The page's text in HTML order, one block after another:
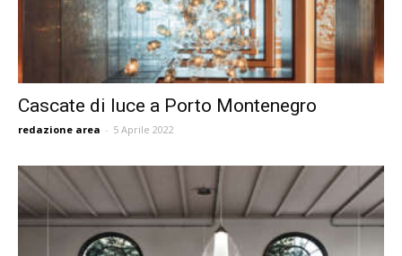
Cascate di luce a Porto Montenegro
redazione area - 5 Aprile 2022